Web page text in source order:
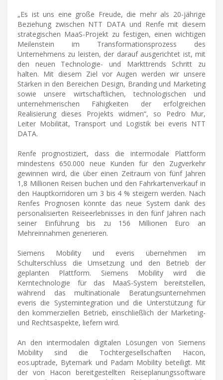
„Es ist uns eine große Freude, die mehr als 20-jährige
Beziehung zwischen NTT DATA und Renfe mit diesem
strategischen MaaS-Projekt zu festigen, einen wichtigen
Meilenstein im Transformationsprozess des
Unternehmens zu leisten, der darauf ausgerichtet ist, mit
den neuen Technologie- und Markttrends Schritt zu
halten. Mit diesem Ziel vor Augen werden wir unsere
Stärken in den Bereichen Design, Branding und Marketing
sowie unsere wirtschaftlichen, technologischen und
unternehmerischen Fähigkeiten der erfolgreichen
Realisierung dieses Projekts widmen“, so Pedro Mur,
Leiter Mobilität, Transport und Logistik bei everis NTT
DATA.
Renfe prognostiziert, dass die intermodale Plattform
mindestens 650.000 neue Kunden für den Zugverkehr
gewinnen wird, die über einen Zeitraum von fünf Jahren
1,8 Millionen Reisen buchen und den Fahrkartenverkauf in
den Hauptkorridoren um 3 bis 4 % steigern werden. Nach
Renfes Prognosen könnte das neue System dank des
personalisierten Reiseerlebnisses in den fünf Jahren nach
seiner Einführung bis zu 156 Millionen Euro an
Mehreinnahmen generieren.
Siemens Mobility und everis übernehmen im
Schulterschluss die Umsetzung und den Betrieb der
geplanten Plattform. Siemens Mobility wird die
Kerntechnologie für das MaaS-System bereitstellen,
während das multinationale Beratungsunternehmen
everis die Systemintegration und die Unterstützung für
den kommerziellen Betrieb, einschließlich der Marketing-
und Rechtsaspekte, liefern wird.
An den intermodalen digitalen Lösungen von Siemens
Mobility sind die Tochtergesellschaften Hacon,
eos.uptrade, Bytemark und Padam Mobility beteiligt. Mit
der von Hacon bereitgestellten Reiseplanungssoftware